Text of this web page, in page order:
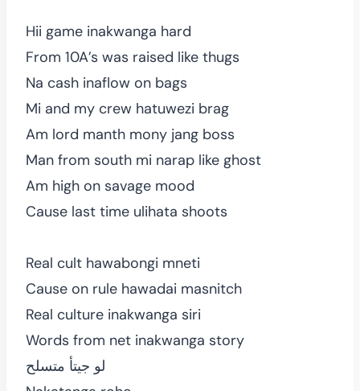
Hii game inakwanga hard
From 10A’s was raised like thugs
Na cash inaflow on bags
Mi and my crew hatuwezi brag
Am lord manth mony jang boss
Man from south mi narap like ghost
Am high on savage mood
Cause last time ulihata shoots
Real cult hawabongi mneti
Cause on rule hawadai masnitch
Real culture inakwanga siri
Words from net inakwanga story
لو جيتأ متسلح